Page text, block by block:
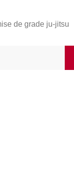
de grade ju-jitsu